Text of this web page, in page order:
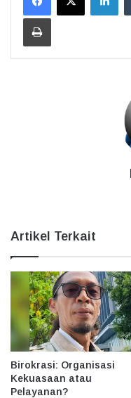
Cetak
Artikel Terkait
Birokrasi: Organisasi
Kekuasaan atau
Pelayanan?